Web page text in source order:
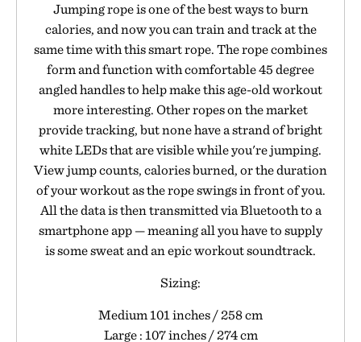
Jumping rope is one of the best ways to burn
calories, and now you can train and track at the
same time with this smart rope. The rope combines
form and function with comfortable 45 degree
angled handles to help make this age-old workout
more interesting. Other ropes on the market
provide tracking, but none have a strand of bright
white LEDs that are visible while you're jumping.
View jump counts, calories burned, or the duration
of your workout as the rope swings in front of you.
All the data is then transmitted via Bluetooth to a
smartphone app — meaning all you have to supply
is some sweat and an epic workout soundtrack.
Sizing:
Medium 101 inches / 258 cm
Large : 107 inches / 274 cm